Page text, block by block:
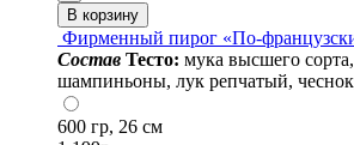
В корзину
Фирменный пирог «По-
Cостав Тесто: мука высшего
шампиньоны, лук репчатый,
600 гр, 26 см